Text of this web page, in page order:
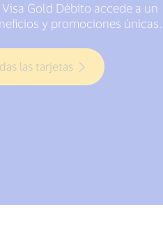
Gold Débito accede a un
y promociones únicas.
las tarjetas